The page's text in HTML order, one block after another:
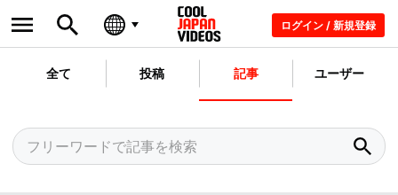
ログイン / 新規登録
全て 投稿 記事 ユーザー